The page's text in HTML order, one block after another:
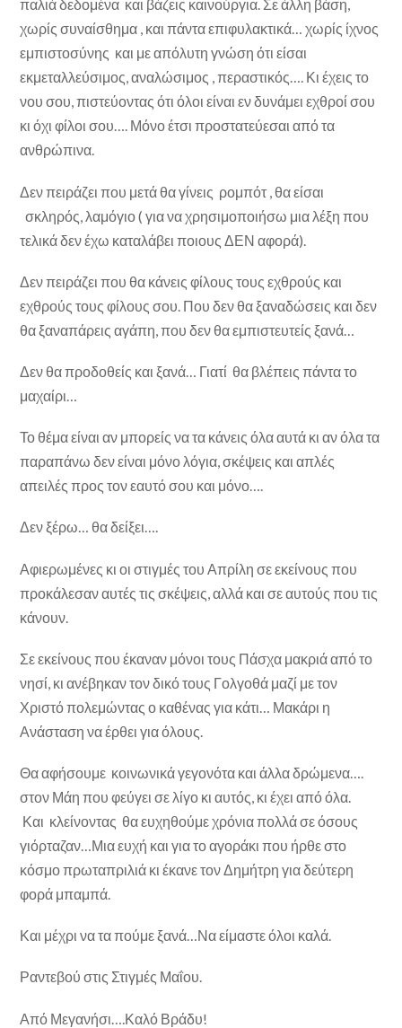
παλιά δεδομένα και βάζεις καινούργια. Σε άλλη βάση,
χωρίς συναίσθημα , και πάντα επιφυλακτικά… χωρίς ίχνος
εμπιστοσύνης και με απόλυτη γνώση ότι είσαι
εκμεταλλεύσιμος, αναλώσιμος , περαστικός…. Κι έχεις το
νου σου, πιστεύοντας ότι όλοι είναι εν δυνάμει εχθροί σου
κι όχι φίλοι σου…. Μόνο έτσι προστατεύεσαι από τα
ανθρώπινα.
Δεν πειράζει που μετά θα γίνεις ρομπότ , θα είσαι
σκληρός, λαμόγιο ( για να χρησιμοποιήσω μια λέξη που
τελικά δεν έχω καταλάβει ποιους ΔΕΝ αφορά).
Δεν πειράζει που θα κάνεις φίλους τους εχθρούς και
εχθρούς τους φίλους σου. Που δεν θα ξαναδώσεις και δεν
θα ξαναπάρεις αγάπη, που δεν θα εμπιστευτείς ξανά…
Δεν θα προδοθείς και ξανά… Γιατί θα βλέπεις πάντα το
μαχαίρι…
Το θέμα είναι αν μπορείς να τα κάνεις όλα αυτά κι αν όλα τα
παραπάνω δεν είναι μόνο λόγια, σκέψεις και απλές
απειλές προς τον εαυτό σου και μόνο….
Δεν ξέρω… θα δείξει….
Αφιερωμένες κι οι στιγμές του Απρίλη σε εκείνους που
προκάλεσαν αυτές τις σκέψεις, αλλά και σε αυτούς που τις
κάνουν.
Σε εκείνους που έκαναν μόνοι τους Πάσχα μακριά από το
νησί, κι ανέβηκαν τον δικό τους Γολγοθά μαζί με τον
Χριστό πολεμώντας ο καθένας για κάτι… Μακάρι η
Ανάσταση να έρθει για όλους.
Θα αφήσουμε κοινωνικά γεγονότα και άλλα δρώμενα….
στον Μάη που φεύγει σε λίγο κι αυτός, κι έχει από όλα.
Και κλείνοντας θα ευχηθούμε χρόνια πολλά σε όσους
γιόρταζαν…Μια ευχή και για το αγοράκι που ήρθε στο
κόσμο πρωταπριλιά κι έκανε τον Δημήτρη για δεύτερη
φορά μπαμπά.
Και μέχρι να τα πούμε ξανά…Να είμαστε όλοι καλά.
Ραντεβού στις Στιγμές Μαΐου.
Από Μεγανήσι….Καλό Βράδυ!